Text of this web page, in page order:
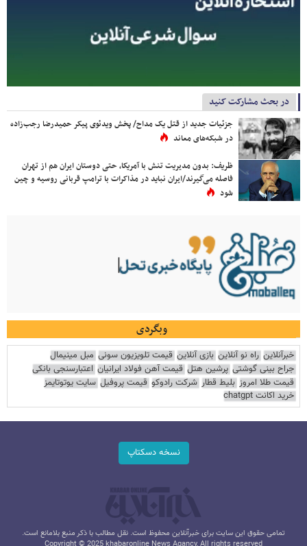
در بحث مشارکت کنید
جزئیات جدید از قتل یک مداح/ پخش ویدئوی پیکر حمیدرضا رجب‌زاده
در شبکه‌های معاند
ظریف: بدون مدیریت تنش با آمریکا، حتی دوستان ایران هم از تهران
فاصله می‌گیرند/ایران نباید در مذاکرات با ترامپ قربانی روسیه و چین
شود
وبگردی
خبرآنلاین راه نو آنلاین بازی آنلاین قیمت تلویزیون سونی مبل مینیمال
جراح بینی گوشتی پرشین هتل قیمت آهن فولاد ایرانیان اعتبارسنجی بانکی
قیمت طلا امروز بلیط قطار شرکت رادوکو قیمت پروفیل سایت یوتوتایمز
خرید اکانت chatgpt
نسخه دسکتاپ
تمامی حقوق این سایت برای خبرآنلاین محفوظ است. نقل مطالب با ذکر منبع بلامانع است.